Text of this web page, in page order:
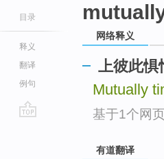
目录
释义
翻译
例句
网络释义
上彼此惧
Mutually
基于1个网页
有道翻译